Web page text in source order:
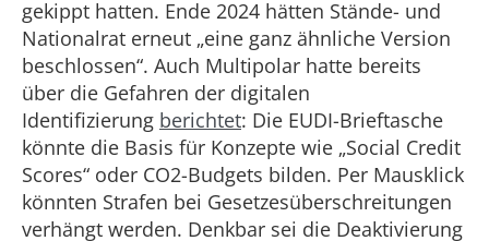
gekippt hatten. Ende 2024 hätten Stände- und
Nationalrat erneut „eine ganz ähnliche Version
beschlossen“. Auch Multipolar hatte bereits
über die Gefahren der digitalen
Identifizierung berichtet: Die EUDI-Brieftasche
könnte die Basis für Konzepte wie „Social Credit
Scores“ oder CO2-Budgets bilden. Per Mausklick
könnten Strafen bei Gesetzesüberschreitungen
verhängt werden. Denkbar sei die Deaktivierung